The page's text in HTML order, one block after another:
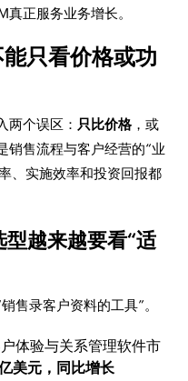
真正服务业务增长。
只看价格或功
两个误区： 只比价格，或
销售流程与客户经营的“业
、实施效率和投资回报都
越来越要看“适
售录客户资料的工具”。
体验与关系管理软件市
美元，同比增长